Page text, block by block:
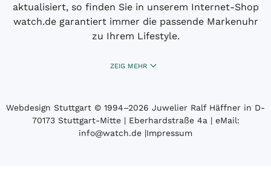
aktualisiert, so finden Sie in unserem Internet-Shop
watch.de garantiert immer die passende Markenuhr
zu Ihrem Lifestyle.
ZEIG MEHR
Webdesign Stuttgart © 1994­–2026 Juwelier Ralf Häffner in D-
70173 Stuttgart-Mitte | Eberhardstraße 4a | eMail:
info@watch.de |Impressum